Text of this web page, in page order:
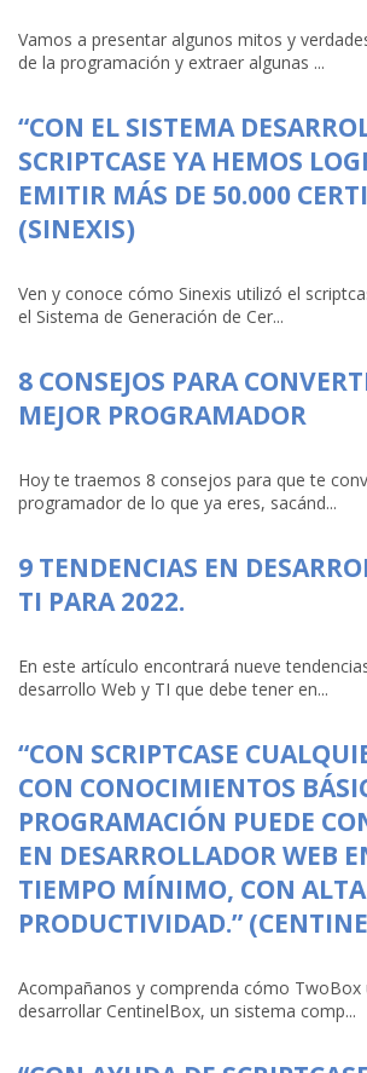
Vamos a presentar algunos mitos y
de la programación y extraer algunas ...
“CON EL SISTEMA
SCRIPTCASE YA HEMOS
EMITIR MÁS DE 50.000
(SINEXIS)
Ven y conoce cómo Sinexis utilizó el
el Sistema de Generación de Cer...
8 CONSEJOS PARA
MEJOR PROGRAMADOR
Hoy te traemos 8 consejos para que te
programador de lo que ya eres, sacánd...
9 TENDENCIAS EN
TI PARA 2022.
En este artículo encontrará nueve
desarrollo Web y TI que debe tener en...
“CON SCRIPTCASE
CON CONOCIMIENTOS
PROGRAMACIÓN PUEDE
EN DESARROLLADOR WEB
TIEMPO MÍNIMO, CON ALTA
PRODUCTIVIDAD.”
Acompañanos y comprenda cómo TwoBox
desarrollar CentinelBox, un sistema comp...